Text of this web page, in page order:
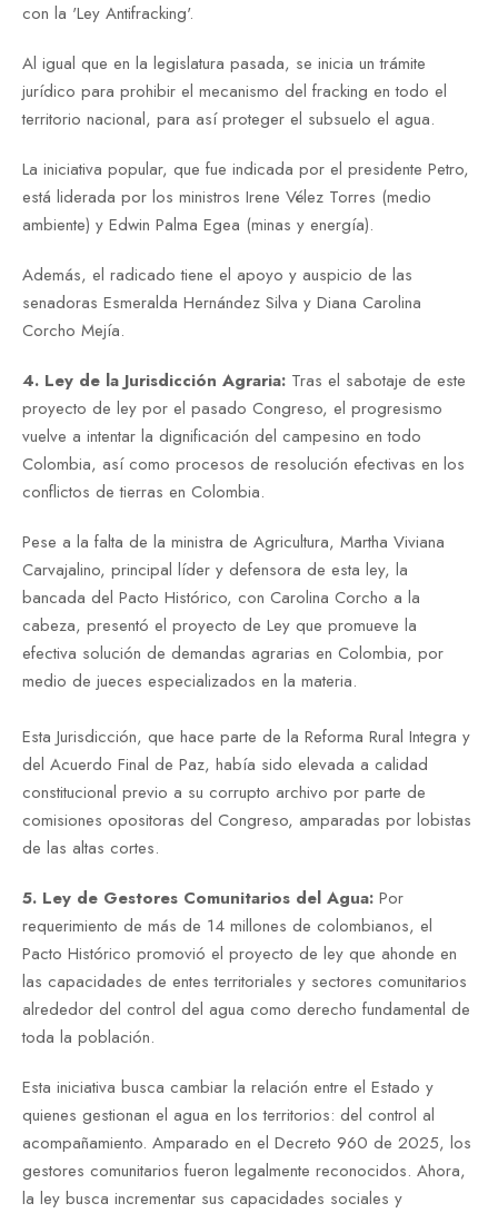
con la 'Ley Antifracking'.
Al igual que en la legislatura pasada, se inicia un trámite
jurídico para prohibir el mecanismo del fracking en todo el
territorio nacional, para así proteger el subsuelo el agua.
La iniciativa popular, que fue indicada por el presidente Petro,
está liderada por los ministros Irene Vélez Torres (medio
ambiente) y Edwin Palma Egea (minas y energía).
Además, el radicado tiene el apoyo y auspicio de las
senadoras Esmeralda Hernández Silva y Diana Carolina
Corcho Mejía.
4. Ley de la Jurisdicción Agraria: Tras el sabotaje de este
proyecto de ley por el pasado Congreso, el progresismo
vuelve a intentar la dignificación del campesino en todo
Colombia, así como procesos de resolución efectivas en los
conflictos de tierras en Colombia.
Pese a la falta de la ministra de Agricultura, Martha Viviana
Carvajalino, principal líder y defensora de esta ley, la
bancada del Pacto Histórico, con Carolina Corcho a la
cabeza, presentó el proyecto de Ley que promueve la
efectiva solución de demandas agrarias en Colombia, por
medio de jueces especializados en la materia.
Esta Jurisdicción, que hace parte de la Reforma Rural Integra y
del Acuerdo Final de Paz, había sido elevada a calidad
constitucional previo a su corrupto archivo por parte de
comisiones opositoras del Congreso, amparadas por lobistas
de las altas cortes.
5. Ley de Gestores Comunitarios del Agua: Por
requerimiento de más de 14 millones de colombianos, el
Pacto Histórico promovió el proyecto de ley que ahonde en
las capacidades de entes territoriales y sectores comunitarios
alrededor del control del agua como derecho fundamental de
toda la población.
Esta iniciativa busca cambiar la relación entre el Estado y
quienes gestionan el agua en los territorios: del control al
acompañamiento. Amparado en el Decreto 960 de 2025, los
gestores comunitarios fueron legalmente reconocidos. Ahora,
la ley busca incrementar sus capacidades sociales y